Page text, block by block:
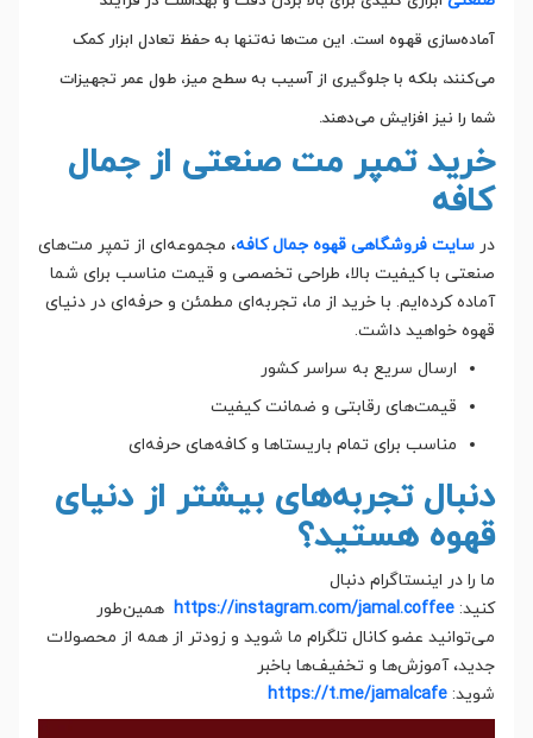
آماده‌سازی قهوه است. این مت‌ها نه‌تنها به حفظ تعادل ابزار کمک
می‌کنند، بلکه با جلوگیری از آسیب به سطح میز، طول عمر تجهیزات
شما را نیز افزایش می‌دهند.
خرید تمپر مت صنعتی از جمال
کافه
در سایت فروشگاهی قهوه جمال کافه، مجموعه‌ای از تمپر مت‌های
صنعتی با کیفیت بالا، طراحی تخصصی و قیمت مناسب برای شما
آماده کرده‌ایم. با خرید از ما، تجربه‌ای مطمئن و حرفه‌ای در دنیای
قهوه خواهید داشت.
ارسال سریع به سراسر کشور
قیمت‌های رقابتی و ضمانت کیفیت
مناسب برای تمام باریستاها و کافه‌های حرفه‌ای
دنبال تجربه‌های بیشتر از دنیای
قهوه هستید؟
ما را در اینستاگرام دنبال
کنید: https://instagram.com/jamal.coffee همین‌طور
می‌توانید عضو کانال تلگرام ما شوید و زودتر از همه از محصولات
جدید، آموزش‌ها و تخفیف‌ها باخبر
شوید: https://t.me/jamalcafe